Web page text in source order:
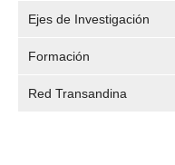
Ejes de Investigación
Formación
Red Transandina